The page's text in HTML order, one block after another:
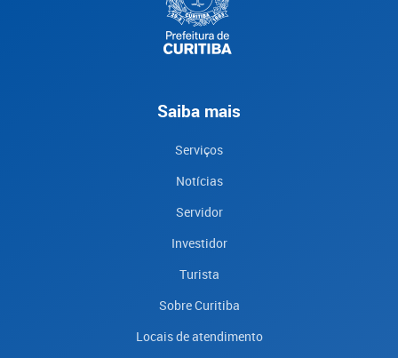
Saiba mais
Serviços
Notícias
Servidor
Investidor
Turista
Sobre Curitiba
Locais de atendimento